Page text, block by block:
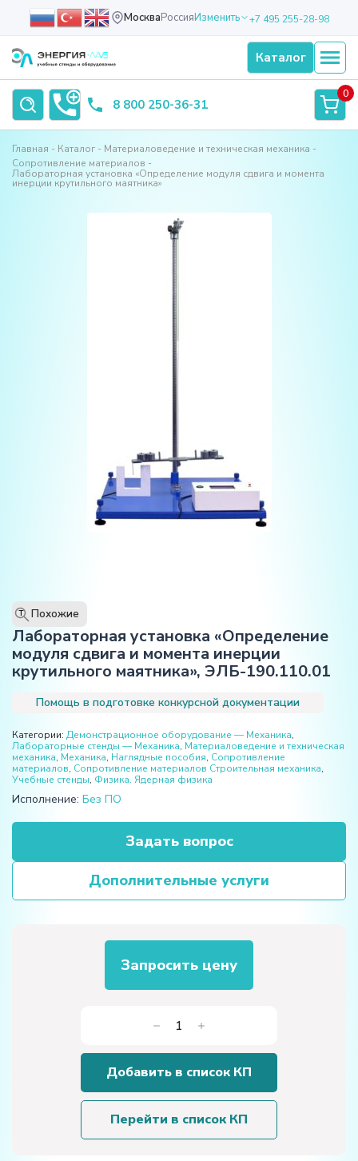
МоскваРоссияИзменить +7 495 255-28-98
Каталог
8 800 250-36-31
0
Главная Каталог
Материаловедение и техническая механика
Сопротивление материалов
Лабораторная установка «Определение модуля сдвига и момента
инерции крутильного маятника»
T Похожие
Лабораторная установка «Определение
модуля сдвига и момента инерции
крутильного маятника», ЭЛБ-190.110.01
Помощь в подготовке конкурсной документации
Категории: Демонстрационное оборудование — Механика,
Лабораторные стенды — Механика, Материаловедение и техническая
механика, Механика, Наглядные пособия, Сопротивление
материалов, Сопротивление материалов Строительная механика,
Учебные стенды, Физика. Ядерная физика
Исполнение: Без ПО
Задать вопрос
Дополнительные услуги
Запросить цену
Количество
товара
Лабораторная
установка
«Определение
модуля
Добавить в список КП
Перейти в список КП